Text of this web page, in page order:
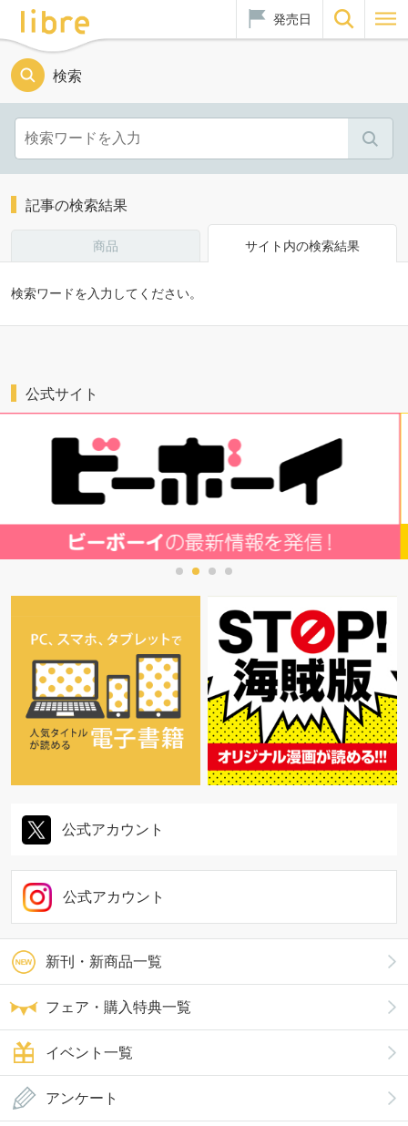
発売日
検索
記事の検索結果
商品 サイト内の検索結果
検索ワードを入力してください。
新刊・新商品一覧
フェア・購入特典一覧
イベント一覧
公式サイト
公式アカウント
公式アカウント
アンケート